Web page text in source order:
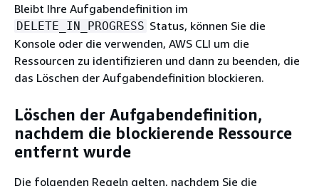
Bleibt Ihre Aufgabendefinition im
DELETE_IN_PROGRESS Status, können Sie die
Konsole oder die verwenden, AWS CLI um die
Ressourcen zu identifizieren und dann zu beenden, die
das Löschen der Aufgabendefinition blockieren.
Löschen der Aufgabendefinition,
nachdem die blockierende Ressource
entfernt wurde
Die folgenden Regeln gelten, nachdem Sie die